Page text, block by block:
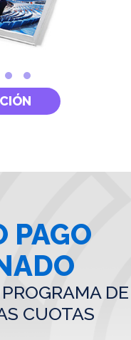
PAGO
DE
CUOTAS